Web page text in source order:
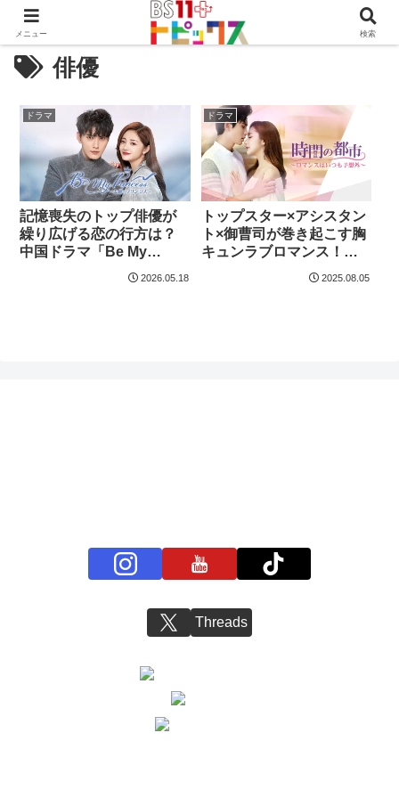
俳優
ドラマ
記憶喪失のトップ俳優が
繰り広げる恋の行方は？
中国ドラマ「Be My
Princess ～太傅のプリ
2026.05.18
ドラマ
トップスター×アシスタン
ト×御曹司が巻き起こす胸
キュンラブロマンス！中
国ドラマ「時間の都市～
ロマンスはいつも予想外
2025.08.05
Threads
メニュー 検索